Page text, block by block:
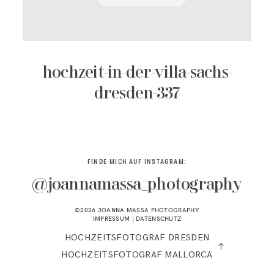
hochzeit-in-der-villa-sachs-
dresden-337
FINDE MICH AUF INSTAGRAM:
@joannamassa_photography
©2026 JOANNA MASSA PHOTOGRAPHY
IMPRESSUM | DATENSCHUTZ
HOCHZEITSFOTOGRAF DRESDEN
HOCHZEITSFOTOGRAF MALLORCA